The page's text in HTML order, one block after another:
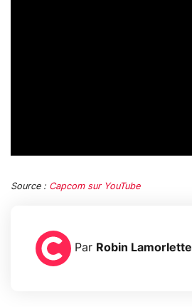
Source : Capcom sur YouTube
Par Robin Lamorlette